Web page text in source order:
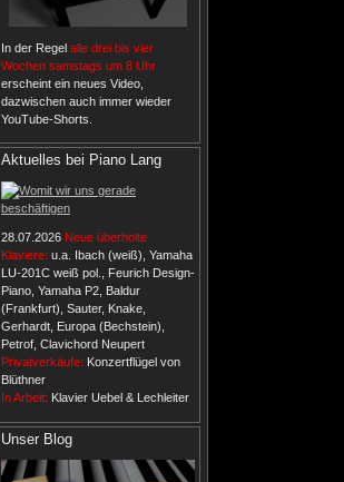
In der Regel alle drei bis vier
Wochen samstags um 8 Uhr
erscheint ein neues Video,
dazwischen auch immer wieder
YouTube-Shorts.
Aktuelles bei Piano Lang
28.07.2026 Neue überholte
Klaviere: u.a. Ibach (weiß), Yamaha
LU-201C weiß pol., Feurich Design-
Piano, Yamaha P2, Baldur
(Frankfurt), Sauter, Knake,
Gerhardt, Europa (Bechstein),
Petrof, Clavichord Neupert
Privatverkäufe: Konzertflügel von
Blüthner
In Arbeit: Klavier Uebel & Lechleiter
Unser Blog